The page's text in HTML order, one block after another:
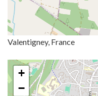
Valentigney, France
+
−